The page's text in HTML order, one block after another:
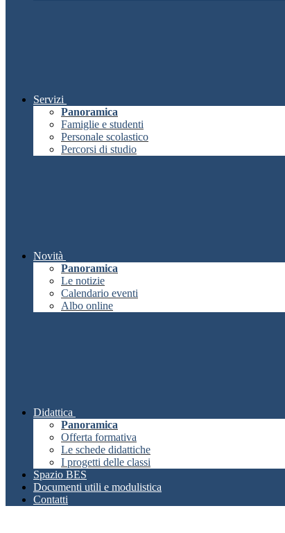
Servizi
Panoramica
Famiglie e studenti
Personale scolastico
Percorsi di studio
Novità
Panoramica
Le notizie
Calendario eventi
Albo online
Didattica
Panoramica
Offerta formativa
Le schede didattiche
I progetti delle classi
Spazio BES
Documenti utili e modulistica
Contatti